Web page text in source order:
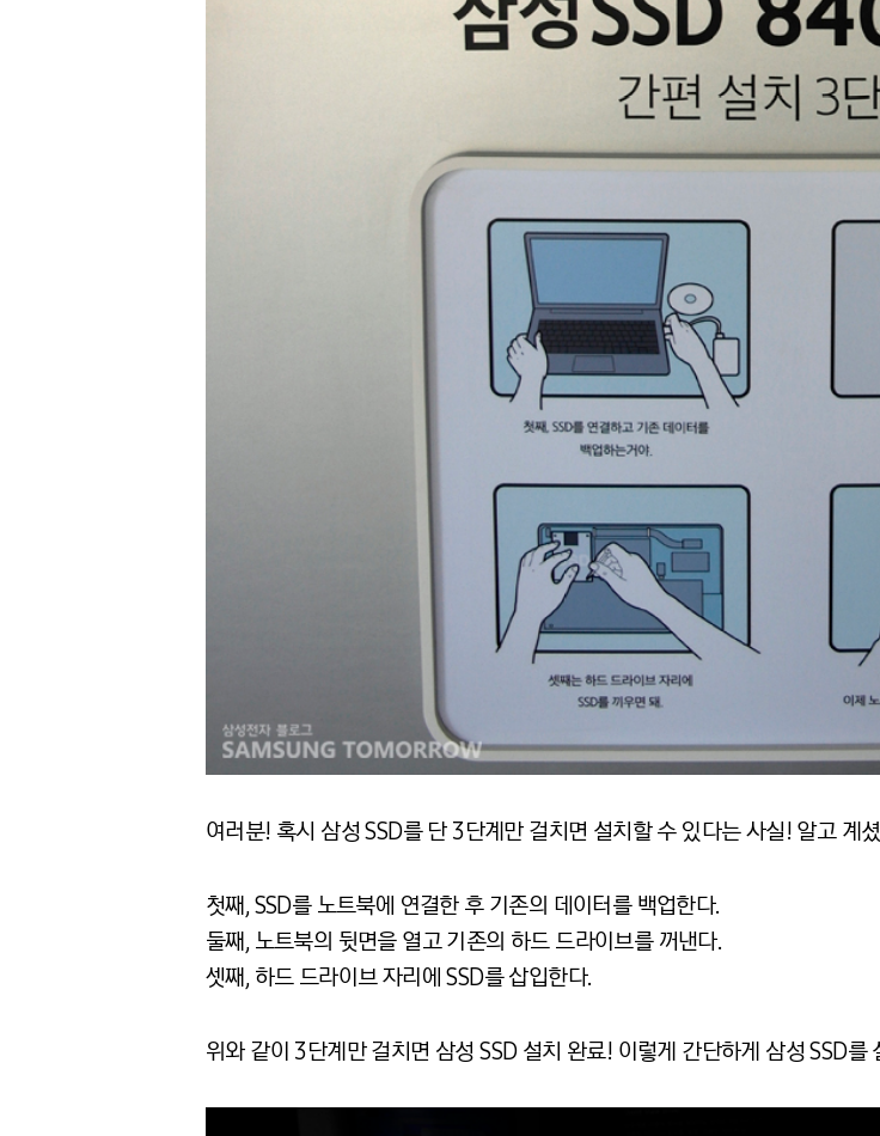
여러분! 혹시 삼성 SSD를 단 3단계만 걸치면 설치할 수 있다는 사실! 알고 계
첫째, SSD를 노트북에 연결한 후 기존의 데이터를 백업한다.
둘째, 노트북의 뒷면을 열고 기존의 하드 드라이브를 꺼낸다.
셋째, 하드 드라이브 자리에 SSD를 삽입한다.
위와 같이 3단계만 걸치면 삼성 SSD 설치 완료! 이렇게 간단하게 삼성 SSD